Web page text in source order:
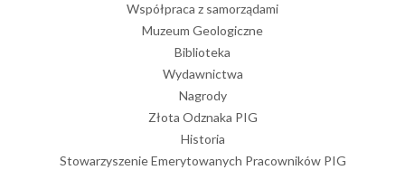
Współpraca z samorządami
Muzeum Geologiczne
Biblioteka
Wydawnictwa
Nagrody
Złota Odznaka PIG
Historia
Stowarzyszenie Emerytowanych Pracowników PIG